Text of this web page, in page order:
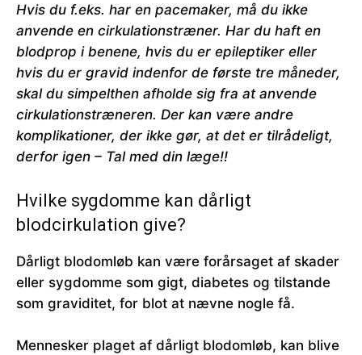
Hvis du f.eks. har en pacemaker, må du ikke
anvende en cirkulationstræner. Har du haft en
blodprop i benene, hvis du er epileptiker eller
hvis du er gravid indenfor de første tre måneder,
skal du simpelthen afholde sig fra at anvende
cirkulationstræneren. Der kan være andre
komplikationer, der ikke gør, at det er tilrådeligt,
derfor igen – Tal med din læge!!
Hvilke sygdomme kan dårligt
blodcirkulation give?
Dårligt blodomløb kan være forårsaget af skader
eller sygdomme som gigt, diabetes og tilstande
som graviditet, for blot at nævne nogle få.
Mennesker plaget af dårligt blodomløb, kan blive